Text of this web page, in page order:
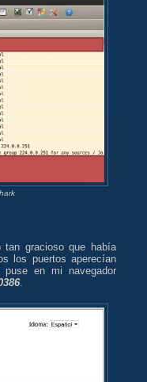
tan gracioso que había
los puertos aperecían
en mi navegador
.